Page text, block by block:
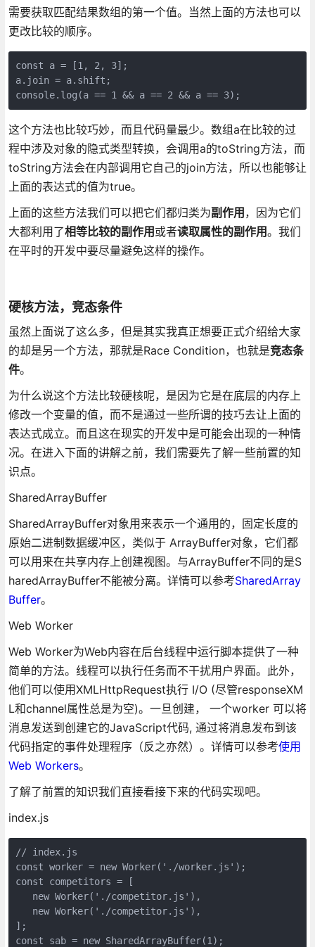
需要获取匹配结果数组的第一个值。当然上面的方法也可以
更改比较的顺序。
const a = [1, 2, 3];
a.join = a.shift;
console.log(a == 1 && a == 2 && a == 3);
这个方法也比较巧妙，而且代码量最少。数组a在比较的过
程中涉及对象的隐式类型转换，会调用a的toString方法，而
toString方法会在内部调用它自己的join方法，所以也能够让
上面的表达式的值为true。
上面的这些方法我们可以把它们都归类为副作用，因为它们
大都利用了相等比较的副作用或者读取属性的副作用。我们
在平时的开发中要尽量避免这样的操作。
硬核方法，竞态条件
虽然上面说了这么多，但是其实我真正想要正式介绍给大家
的却是另一个方法，那就是Race Condition，也就是竞态条
件。
为什么说这个方法比较硬核呢，是因为它是在底层的内存上
修改一个变量的值，而不是通过一些所谓的技巧去让上面的
表达式成立。而且这在现实的开发中是可能会出现的一种情
况。在进入下面的讲解之前，我们需要先了解一些前置的知
识点。
SharedArrayBuffer
SharedArrayBuffer对象用来表示一个通用的，固定长度的
原始二进制数据缓冲区，类似于 ArrayBuffer对象，它们都
可以用来在共享内存上创建视图。与ArrayBuffer不同的是S
haredArrayBuffer不能被分离。详情可以参考SharedArray
Buffer。
Web Worker
Web Worker为Web内容在后台线程中运行脚本提供了一种
简单的方法。线程可以执行任务而不干扰用户界面。此外，
他们可以使用XMLHttpRequest执行 I/O (尽管responseXM
L和channel属性总是为空)。一旦创建， 一个worker 可以将
消息发送到创建它的JavaScript代码, 通过将消息发布到该
代码指定的事件处理程序（反之亦然）。详情可以参考使用
Web Workers。
了解了前置的知识我们直接看接下来的代码实现吧。
index.js
// index.js
const worker = new Worker('./worker.js');
const competitors = [
   new Worker('./competitor.js'),
   new Worker('./competitor.js'),
];
const sab = new SharedArrayBuffer(1);